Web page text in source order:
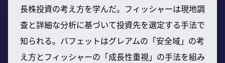
長株投資の考え方を学んだ。フィッシャーは現地調
査と詳細な分析に基づいて投資先を選定する手法で
知られる。バフェットはグレアムの「安全域」の考
え方とフィッシャーの「成長性重視」の手法を組み